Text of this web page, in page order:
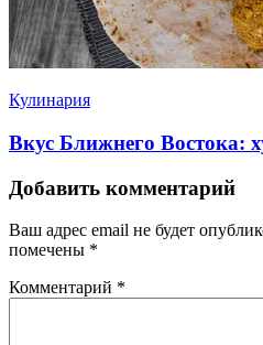
Кулинария
Вкус Ближнего Востока:
Добавить комментарий
Ваш адрес email не будет
помечены *
Комментарий *